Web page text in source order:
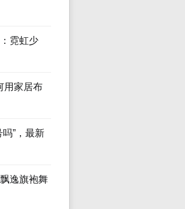
霓虹少
用家居布
”，最新
逸旗袍舞